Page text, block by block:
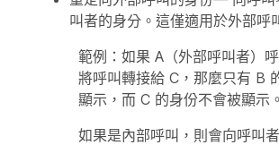
叫者的身分。這僅適用於外部呼
範例：如果 A（外部呼叫者）
將呼叫轉接給 C，那麼只有 B
顯示，而 C 的身份不會被顯示。
如果是內部呼叫，則會向呼叫